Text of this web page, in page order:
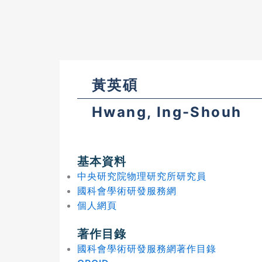
黃英碩
Hwang, Ing-Shouh
基本資料
中央研究院物理研究所研究員
國科會學術研發服務網
個人網頁
著作目錄
國科會學術研發服務網著作目錄